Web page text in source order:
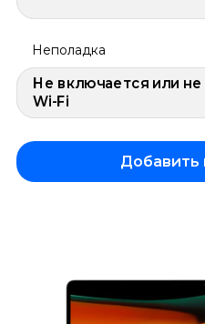
Неполадка
Не включается или
Wi-Fi
Добавить